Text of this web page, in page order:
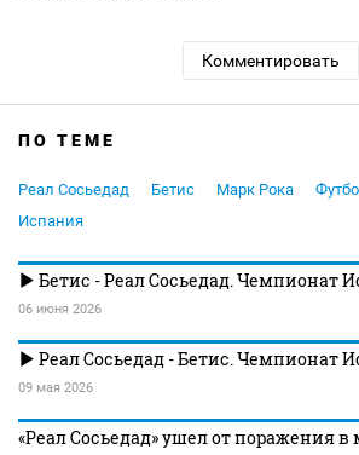
Комментировать
ПО ТЕМЕ
Реал Сосьедад Бетис Марк Рока
Испания
Бетис - Реал Сосьедад. Чемпионат
06 июня 2026
Реал Сосьедад - Бетис. Чемпионат
09 мая 2026
«Реал Сосьедад» ушел от поражения в